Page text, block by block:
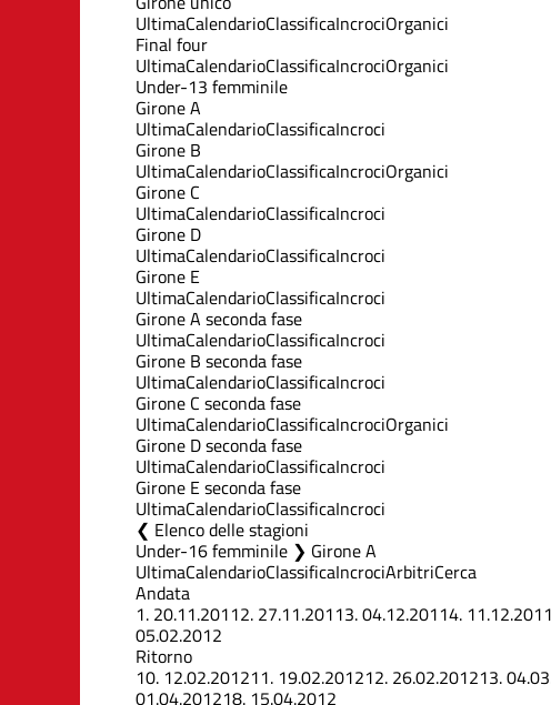
UltimaCalendarioClassificaIncrociOrganici
Final four
UltimaCalendarioClassificaIncrociOrganici
Under-13 femminile
Girone A
UltimaCalendarioClassificaIncroci
Girone B
UltimaCalendarioClassificaIncrociOrganici
Girone C
UltimaCalendarioClassificaIncroci
Girone D
UltimaCalendarioClassificaIncroci
Girone E
UltimaCalendarioClassificaIncroci
Girone A seconda fase
UltimaCalendarioClassificaIncroci
Girone B seconda fase
UltimaCalendarioClassificaIncroci
Girone C seconda fase
UltimaCalendarioClassificaIncrociOrganici
Girone D seconda fase
UltimaCalendarioClassificaIncroci
Girone E seconda fase
UltimaCalendarioClassificaIncroci
Elenco delle stagioni
Under-16 femminile ❯ Girone A
UltimaCalendarioClassificaIncrociArbitriCerca
Andata
1. 20.11.20112. 27.11.20113.04.12.20114. 11.12.2011
05.02.2012
Ritorno
10. 12.02.201211. 19.02.201212. 26.02.201213.
01.04.201218. 15.04.2012